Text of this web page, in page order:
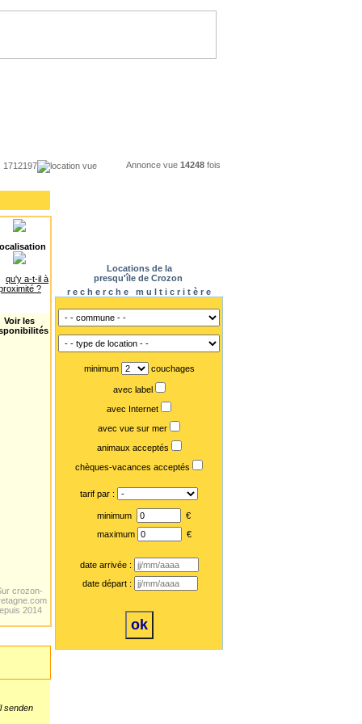
1712197 location vue Annonce vue 14248 fois
qu'y a-t-il à
?
Voir les
crozon-
2014
senden
Locations de la
presqu'île de Crozon
r e c h e r c h e m u l t i c r i t è r e
minimum couchages
avec label
avec Internet
avec vue sur mer
animaux acceptés
chèques-vacances acceptés
tarif par :
minimum
€
maximum
€
date arrivée :
date départ :